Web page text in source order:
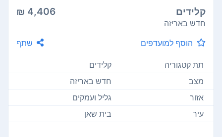
קלידים 4,406 ₪
חדש באריזה
הוסף למועדפים
שתף
תת קטגוריה
קלידים
מצב
חדש באריזה
אזור
גליל ועמקים
עיר
בית שאן